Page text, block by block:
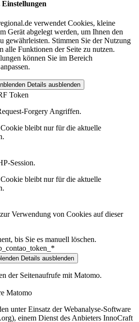
verwendet Cookies, kleine
Gerät abgelegt werden, um Ihnen den
gewährleisten. Stimmen Sie der Nutzung
alle Funktionen der Seite zu nutzen.
können Sie im Bereich
Details ausblenden
Token
Forgery Angriffen.
bleibt nur für die aktuelle
Session.
bleibt nur für die aktuelle
Verwendung von Cookies auf dieser
bis Sie es manuell löschen.
Details ausblenden
der Seitenaufrufe mit Matomo.
Matomo
unter Einsatz der Webanalyse-Software
einem Dienst des Anbieters InnoCraft